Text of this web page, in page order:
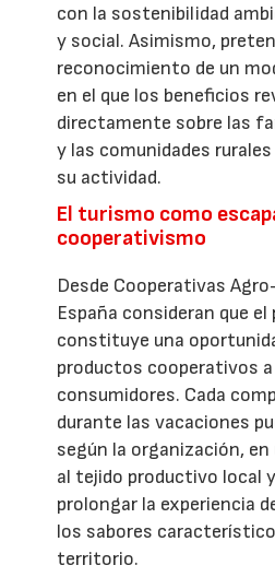
con la sostenibilidad
y social. Asimismo,
reconocimiento de un
en el que los beneficios
directamente sobre las
y las comunidades
su actividad.
El turismo como
cooperativismo
Desde Cooperativas
España consideran que
constituye una
productos cooperativos
consumidores. Cada
durante las vacaciones
según la organización,
al tejido productivo local
prolongar la experiencia
los sabores
territorio.